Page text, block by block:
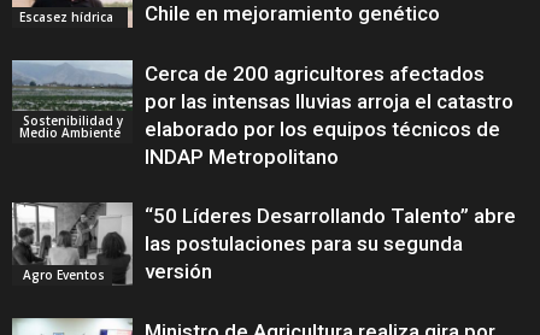
Escasez hídrica
Chile en mejoramiento genético
Sostenibilidad y
Medio Ambiente
Cerca de 200 agricultores afectados
por las intensas lluvias arroja el catastro
elaborado por los equipos técnicos de
INDAP Metropolitano
Agro Eventos
“50 Líderes Desarrollando Talento” abre
las postulaciones para su segunda
versión